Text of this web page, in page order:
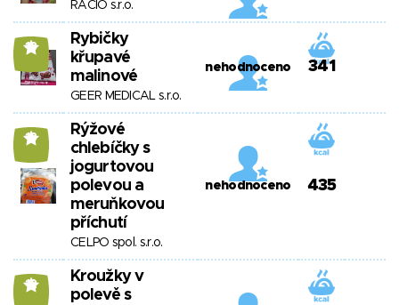
RACIO s.r.o.
13
Rybičky
křupavé
malinové
GEER MEDICAL s.r.o.
nehodnoceno 341
13
Rýžové
chlebíčky s
jogurtovou
polevou a
meruňkovou
příchutí
CELPO spol. s.r.o.
nehodnoceno 435
12
Kroužky v
polevě s